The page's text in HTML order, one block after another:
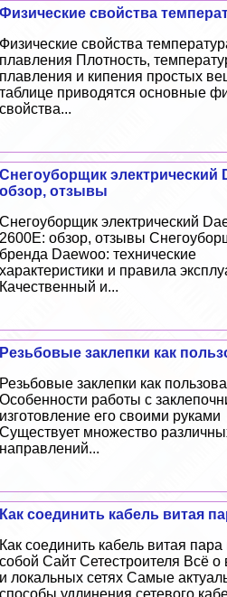
Физические свойства
Физические свойства
плавления Плотность,
плавления и кипения простых
таблице приводятся основные
свойства...
Снегоуборщик электрический
обзор, отзывы
Снегоуборщик электрический
2600E: обзор, отзывы
бренда Daewoo: технические
хаpaктеристики и правила
Качественный и...
Резьбовые заклепки как
Резьбовые заклепки как
Особенности работы с
изготовление его своими руками
Существует множество
направлений...
Как соединить кабель витая
Как соединить кабель витая
собой Сайт Сетестроителя Всё о
и локальных сетях Самые
способы удлинения сетевого